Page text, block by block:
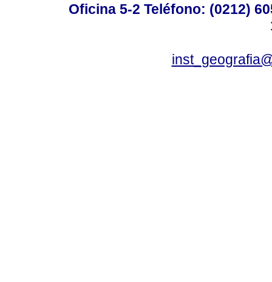
Oficina 5-2 Teléfono: (0212)